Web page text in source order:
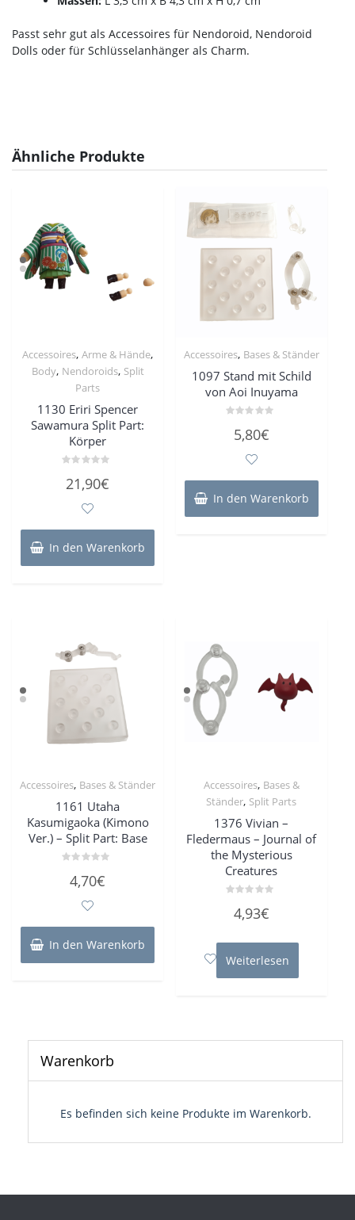
Passt sehr gut als Accessoires für Nendoroid, Nendoroid
Dolls oder für Schlüsselanhänger als Charm.
Ähnliche Produkte
Accessoires,Arme & Hände,
Body, Nendoroids, Split
Parts
1130 Eriri Spencer
Sawamura Split Part:
Körper
mit
21,90€
In den Warenkorb
Accessoires, Bases & Ständer
1097 Stand mit Schild
von Aoi Inuyama
mit5,80€
In den Warenkorb
Accessoires, Bases & Ständer
1161 Utaha
Kasumigaoka (Kimono
Ver.) – Split Part: Base
mit4,70€
In den Warenkorb
Accessoires, Bases &
Ständer, Split Parts
1376 Vivian –
Fledermaus – Journal of
the Mysterious
Creatures
mit
5
4,93€
Weiterlesen
Warenkorb
Es befinden sich keine Produkte im Warenkorb.